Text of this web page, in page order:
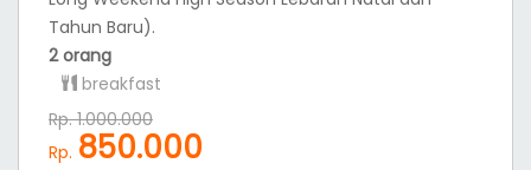
Tahun Baru).
2 orang
breakfast
Rp. 1.000.000
Rp. 850.000